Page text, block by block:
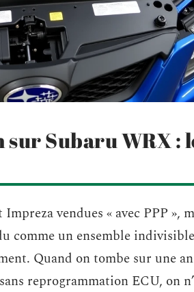
sur Subaru WRX :
vendues « avec PPP »,
comme un ensemble
Quand on tombe sur une
reprogrammation ECU, on